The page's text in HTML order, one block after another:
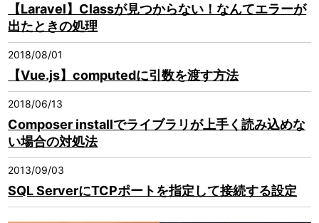
【Laravel】Classが見つからない！なんてエラーが
出たときの処理
2018/08/01
【Vue.js】computedに引数を渡す方法
2018/06/13
Composer installでライブラリが上手く読み込めな
い場合の対処法
2013/09/03
SQL ServerにTCPポートを指定して接続する設定